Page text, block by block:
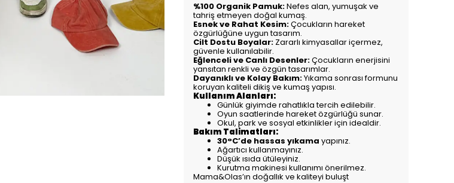
%100 Organik Pamuk:Nefes alan, yumuşak ve
tahriş etmeyen doğal kumaş.
Esnek ve Rahat Kesim:Çocukların hareket
özgürlüğüne uygun tasarım.
Cilt Dostu Boyalar: Zararlı kimyasallar içermez,
güvenle kullanılabilir.
Eğlenceli ve Canlı Desenler:Çocukların enerjisini
yansıtan renkli ve özgün tasarımlar.
Dayanıklı ve Kolay Bakım:Yıkama sonrası formunu
koruyan kaliteli dikiş ve kumaş yapısı.
Kullanım Alanları:
Günlük giyimde rahatlıkla tercih edilebilir.
Oyun saatlerinde hareket özgürlüğü sunar.
Okul, park ve sosyal etkinlikler için idealdir.
Bakım Talimatları:
30°C’de hassas yıkama yapınız.
Ağartıcı kullanmayınız.
Düşük ısıda ütüleyiniz.
Kurutma makinesi kullanımı önerilmez.
Mama&Olas’ın doğallık ve kaliteyi buluşt